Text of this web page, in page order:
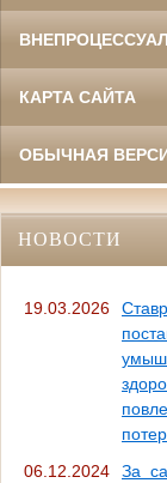
КАРТА САЙТА
ОБЫЧНАЯ
НОВОСТИ
19.03.2026
06.12.2024
За